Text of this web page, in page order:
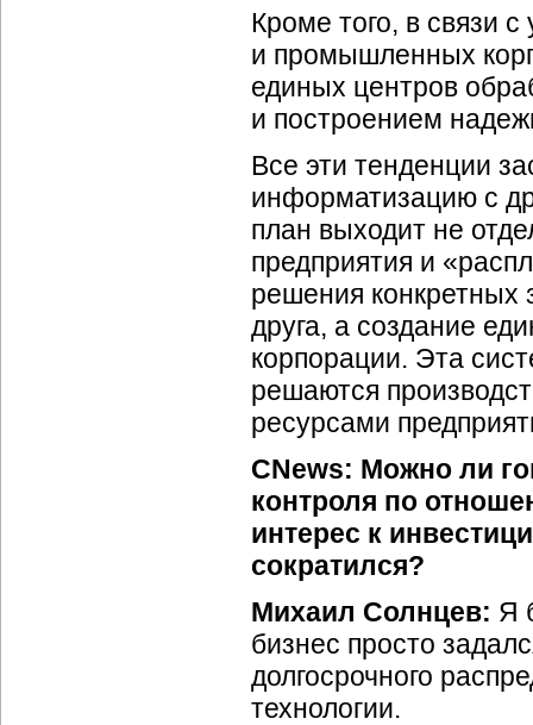
Кроме того, в связи
и промышленных
единых центров
и построением
Все эти тенденции
информатизацию с
план выходит не
предприятия и
решения конкретных
друга, а создание
корпорации. Эта
решаются
ресурсами
CNews: Можно ли
контроля по
интерес к
сократился?
Михаил Солнцев: Я
бизнес просто
долгосрочного
технологии.